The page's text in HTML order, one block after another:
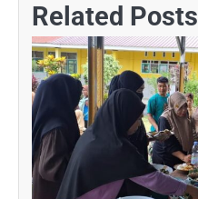
Related Posts